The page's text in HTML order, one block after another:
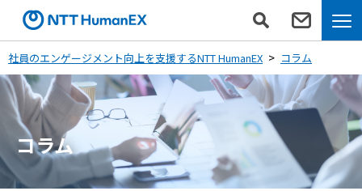
社員のエンゲージメント向上を支援するNTT HumanEX コラム
コラム